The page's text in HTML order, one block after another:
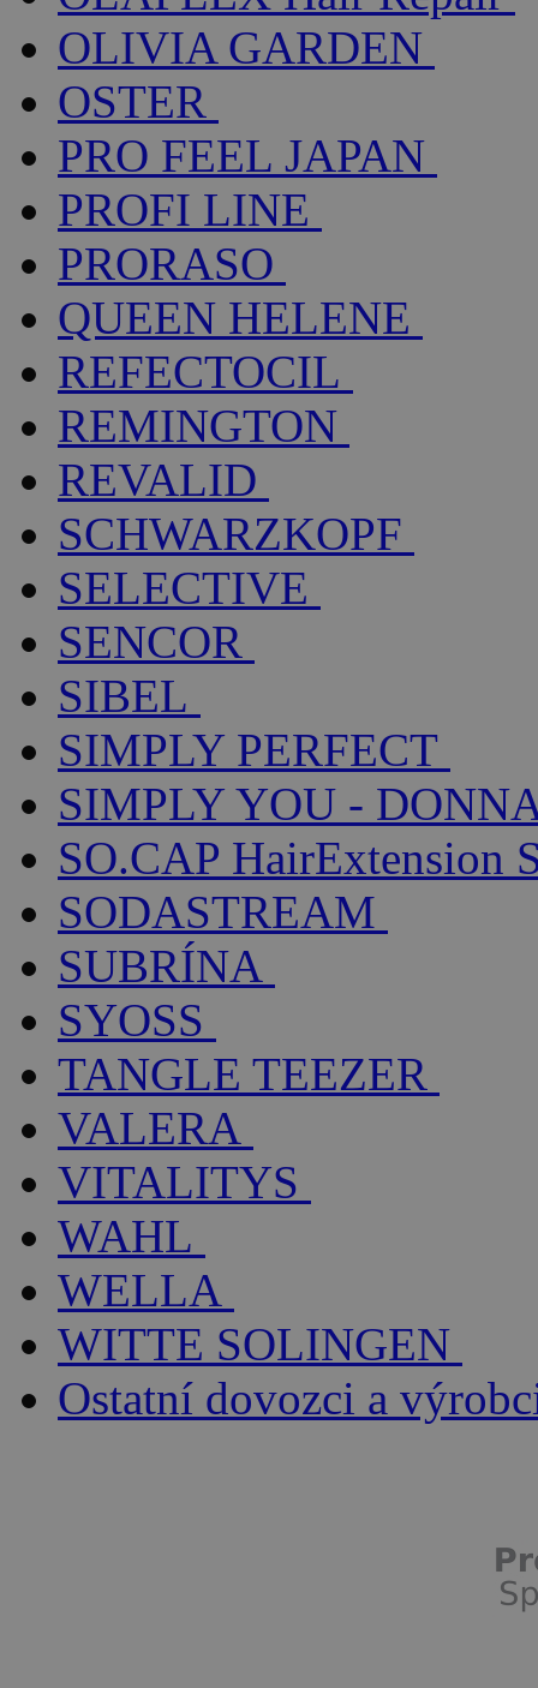
OLIVIA GARDEN
OSTER
PRO FEEL JAPAN
PROFI LINE
PRORASO
QUEEN HELENE
REFECTOCIL
REMINGTON
REVALID
SCHWARZKOPF
SELECTIVE
SENCOR
SIBEL
SIMPLY PERFECT
SIMPLY YOU -
SO.CAP HairExtension
SODASTREAM
SUBRÍNA
SYOSS
TANGLE TEEZER
VALERA
VITALITYS
WAHL
WELLA
WITTE SOLINGEN
Ostatní dovozci a